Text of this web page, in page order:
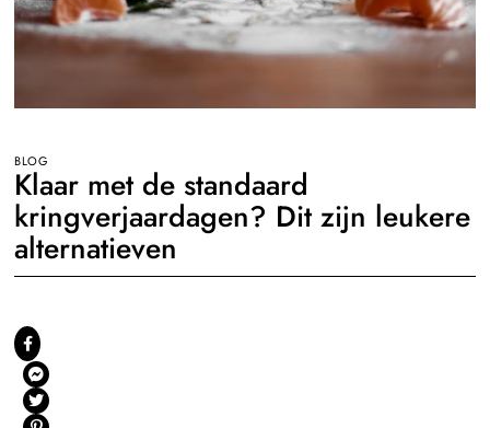
BLOG
Klaar met de standaard
kringverjaardagen? Dit zijn leukere
alternatieven